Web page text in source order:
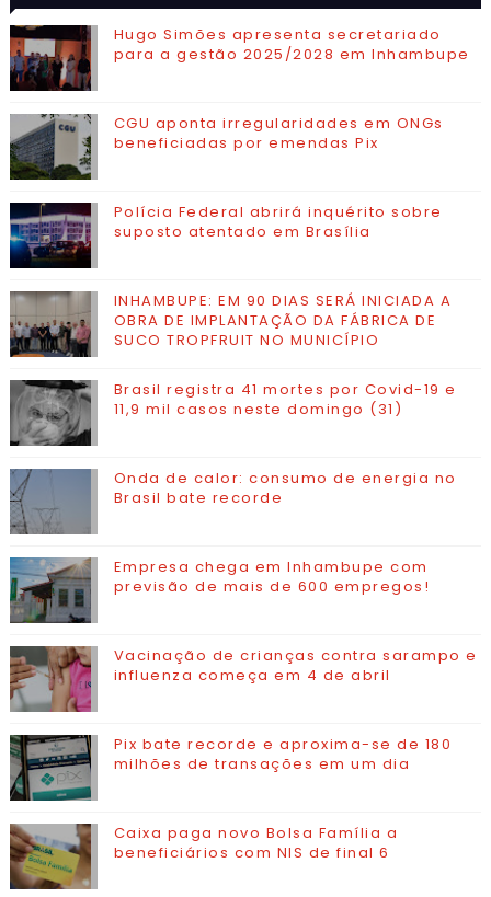
VISITADAS
Hugo Simões apresenta secretariado
para a gestão 2025/2028 em Inhambupe
CGU aponta irregularidades em ONGs
beneficiadas por emendas Pix
Polícia Federal abrirá inquérito sobre
suposto atentado em Brasília
INHAMBUPE: EM 90 DIAS SERÁ INICIADA A
OBRA DE IMPLANTAÇÃO DA FÁBRICA DE
SUCO TROPFRUIT NO MUNICÍPIO
Brasil registra 41 mortes por Covid-19 e
11,9 mil casos neste domingo (31)
Onda de calor: consumo de energia no
Brasil bate recorde
Empresa chega em Inhambupe com
previsão de mais de 600 empregos!
Vacinação de crianças contra sarampo e
influenza começa em 4 de abril
Pix bate recorde e aproxima-se de 180
milhões de transações em um dia
Caixa paga novo Bolsa Família a
beneficiários com NIS de final 6